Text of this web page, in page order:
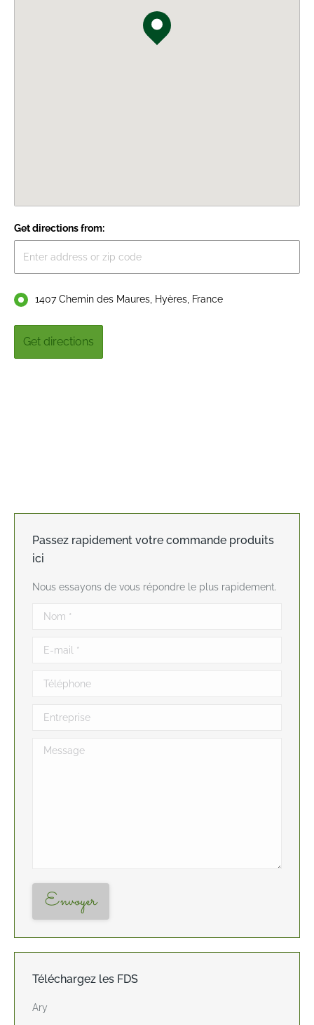
Get directions from:
1407 Chemin des Maures, Hyères, France
Passez rapidement votre commande produits
ici
Nous essayons de vous répondre le plus rapidement.
Nom *
E-mail *
Téléphone
Entreprise
Message
Envoyer
Téléchargez les FDS
Ary